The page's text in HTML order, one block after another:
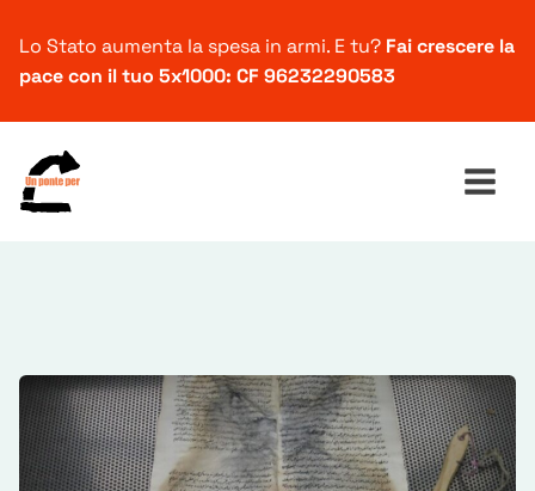
Lo Stato aumenta la spesa in armi. E tu? Fai crescere la
pace con il tuo 5x1000: CF 96232290583